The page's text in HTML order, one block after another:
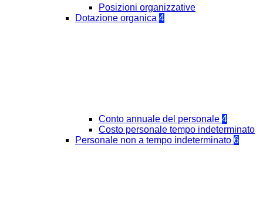
Posizioni organizzative
Dotazione organica 4
Conto annuale del personale 4
Costo personale tempo indeterminato
Personale non a tempo indeterminato 6